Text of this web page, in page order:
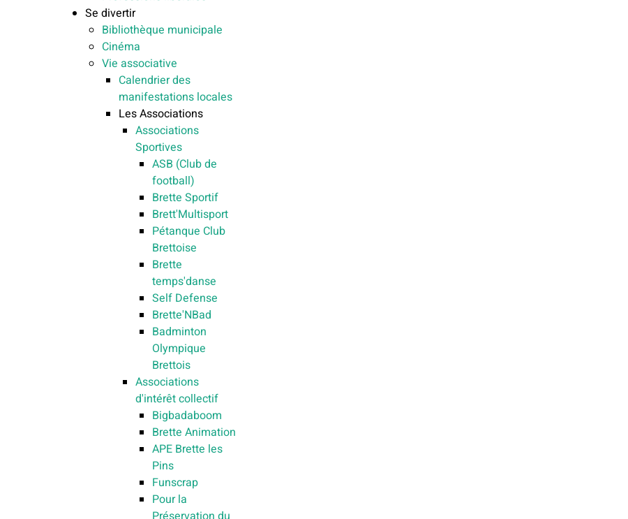
Se divertir
Bibliothèque municipale
Cinéma
Vie associative
Calendrier des
manifestations locales
Les Associations
Associations
Sportives
ASB (Club de
football)
Brette Sportif
Brett'Multisport
Pétanque Club
Brettoise
Brette
temps'danse
Self Defense
Brette'NBad
Badminton
Olympique
Brettois
Associations
d'intérêt collectif
Bigbadaboom
Brette Animation
APE Brette les
Pins
Funscrap
Pour la